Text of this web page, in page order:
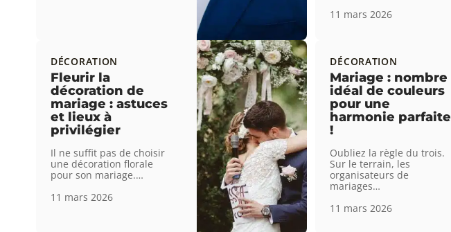
11 mars 2026
DÉCORATION
Fleurir la
décoration de
mariage : astuces
et lieux à
privilégier
Il ne suffit pas de choisir
une décoration florale
pour son mariage.…
11 mars 2026
DÉCORATION
Mariage : nombre
idéal de couleurs
pour une
harmonie parfaite
!
Oubliez la règle du trois.
Sur le terrain, les
organisateurs de
mariages…
11 mars 2026